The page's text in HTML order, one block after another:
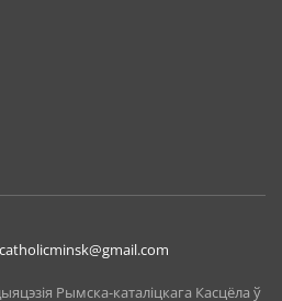
catholicminsk@gmail.com
Рымска-каталіцкага Касцёла ў